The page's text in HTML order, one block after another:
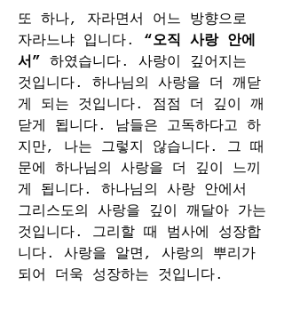
또 하나, 자라면서 어느 방향으로
자라느냐 입니다. “오직 사랑 안에
서”
하였습니다. 사랑이 깊어지는
것입니다. 하나님의 사랑을 더 깨닫
게 되는 것입니다. 점점 더 깊이 깨
닫게 됩니다. 남들은 고독하다고 하
지만, 나는 그렇지 않습니다. 그 때
문에 하나님의 사랑을 더 깊이 느끼
게 됩니다. 하나님의 사랑 안에서
그리스도의 사랑을 깊이 깨달아 가는
것입니다. 그리할 때 범사에 성장합
니다. 사랑을 알면, 사랑의 뿌리가
되어 더욱 성장하는 것입니다.